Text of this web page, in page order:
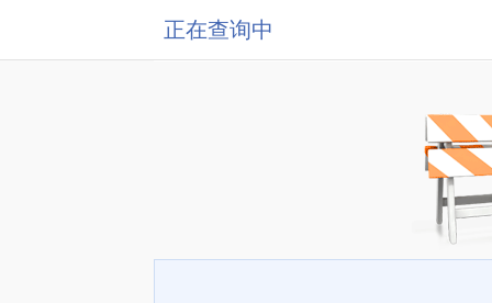
正在查询中